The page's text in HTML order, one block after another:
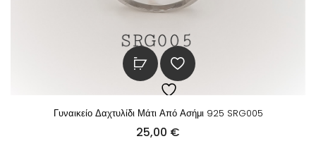
Γυναικείο Δαχτυλίδι Μάτι Από Ασήμι 925 SRG005
25,00 €